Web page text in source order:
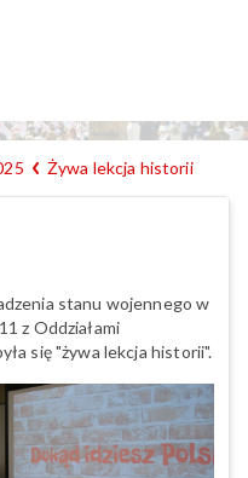
Żywa lekcja historii
stanu wojennego w
z Oddziałami
się "żywa lekcja historii".